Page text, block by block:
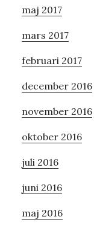
maj 2017
mars 2017
februari 2017
december 2016
november 2016
oktober 2016
juli 2016
juni 2016
maj 2016